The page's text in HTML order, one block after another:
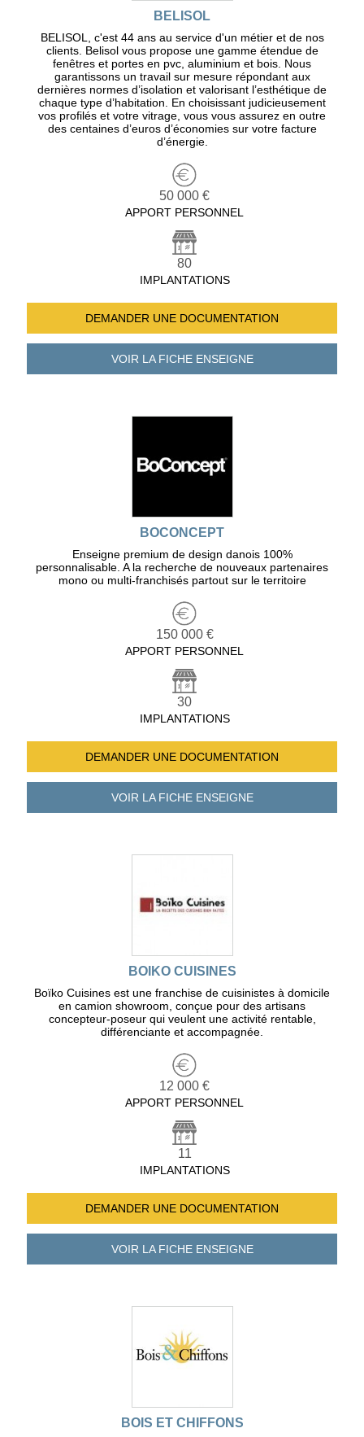
BELISOL
BELISOL, c'est 44 ans au service d'un métier et de nos
clients. Belisol vous propose une gamme étendue de
fenêtres et portes en pvc, aluminium et bois. Nous
garantissons un travail sur mesure répondant aux
dernières normes d’isolation et valorisant l’esthétique de
chaque type d’habitation. En choisissant judicieusement
vos profilés et votre vitrage, vous vous assurez en outre
des centaines d’euros d’économies sur votre facture
d’énergie.
50 000 €
APPORT PERSONNEL
80
IMPLANTATIONS
DEMANDER UNE DOCUMENTATION
VOIR LA FICHEENSEIGNE
BOCONCEPT
Enseigne premium de design danois 100%
personnalisable. A la recherche de nouveaux partenaires
mono ou multi-franchisés partout sur le territoire
150 000 €
APPORT PERSONNEL
30
IMPLANTATIONS
DEMANDER UNE DOCUMENTATION
VOIR LA FICHEENSEIGNE
BOIKO CUISINES
Boïko Cuisines est une franchise de cuisinistes à domicile
en camion showroom, conçue pour des artisans
concepteur-poseur qui veulent une activité rentable,
différenciante et accompagnée.
12 000 €
APPORT PERSONNEL
11
IMPLANTATIONS
DEMANDER UNE DOCUMENTATION
VOIR LA FICHEENSEIGNE
BOIS ET CHIFFONS